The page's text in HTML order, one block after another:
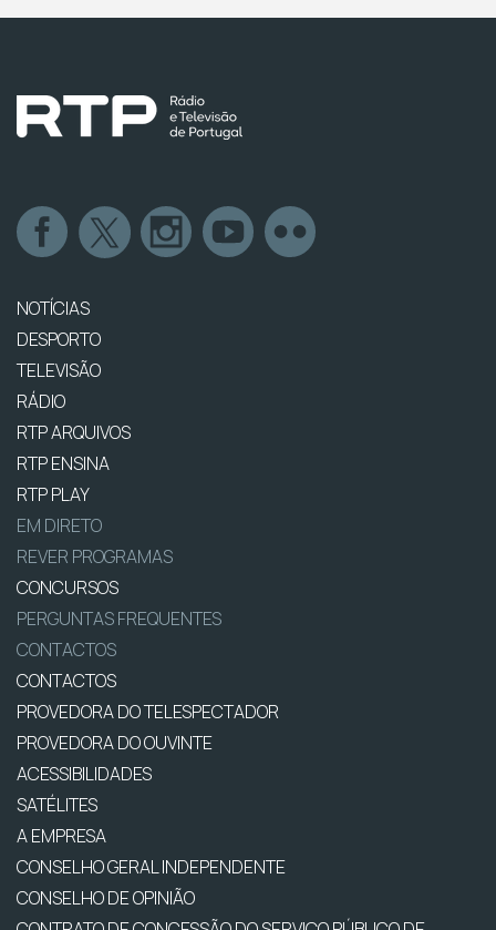
NOTÍCIAS
DESPORTO
TELEVISÃO
RÁDIO
RTP ARQUIVOS
RTP ENSINA
RTP PLAY
EM DIRETO
REVER PROGRAMAS
CONCURSOS
PERGUNTAS FREQUENTES
CONTACTOS
CONTACTOS
PROVEDORA DO TELESPECTADOR
PROVEDORA DO OUVINTE
ACESSIBILIDADES
SATÉLITES
A EMPRESA
CONSELHO GERAL INDEPENDENTE
CONSELHO DE OPINIÃO